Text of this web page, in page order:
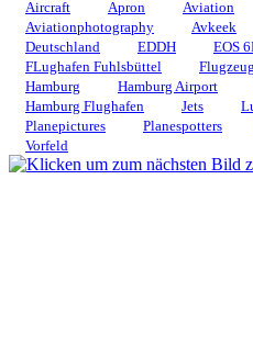
Aircraft Apron Aviation
Aviationphotography
Avkeek
Deutschland
EDDH EOS
FLughafen Fuhlsbüttel
Flugzeug
Hamburg
Hamburg Airport
Hamburg Flughafen
Jets
Planepictures
Planespotters
Vorfeld